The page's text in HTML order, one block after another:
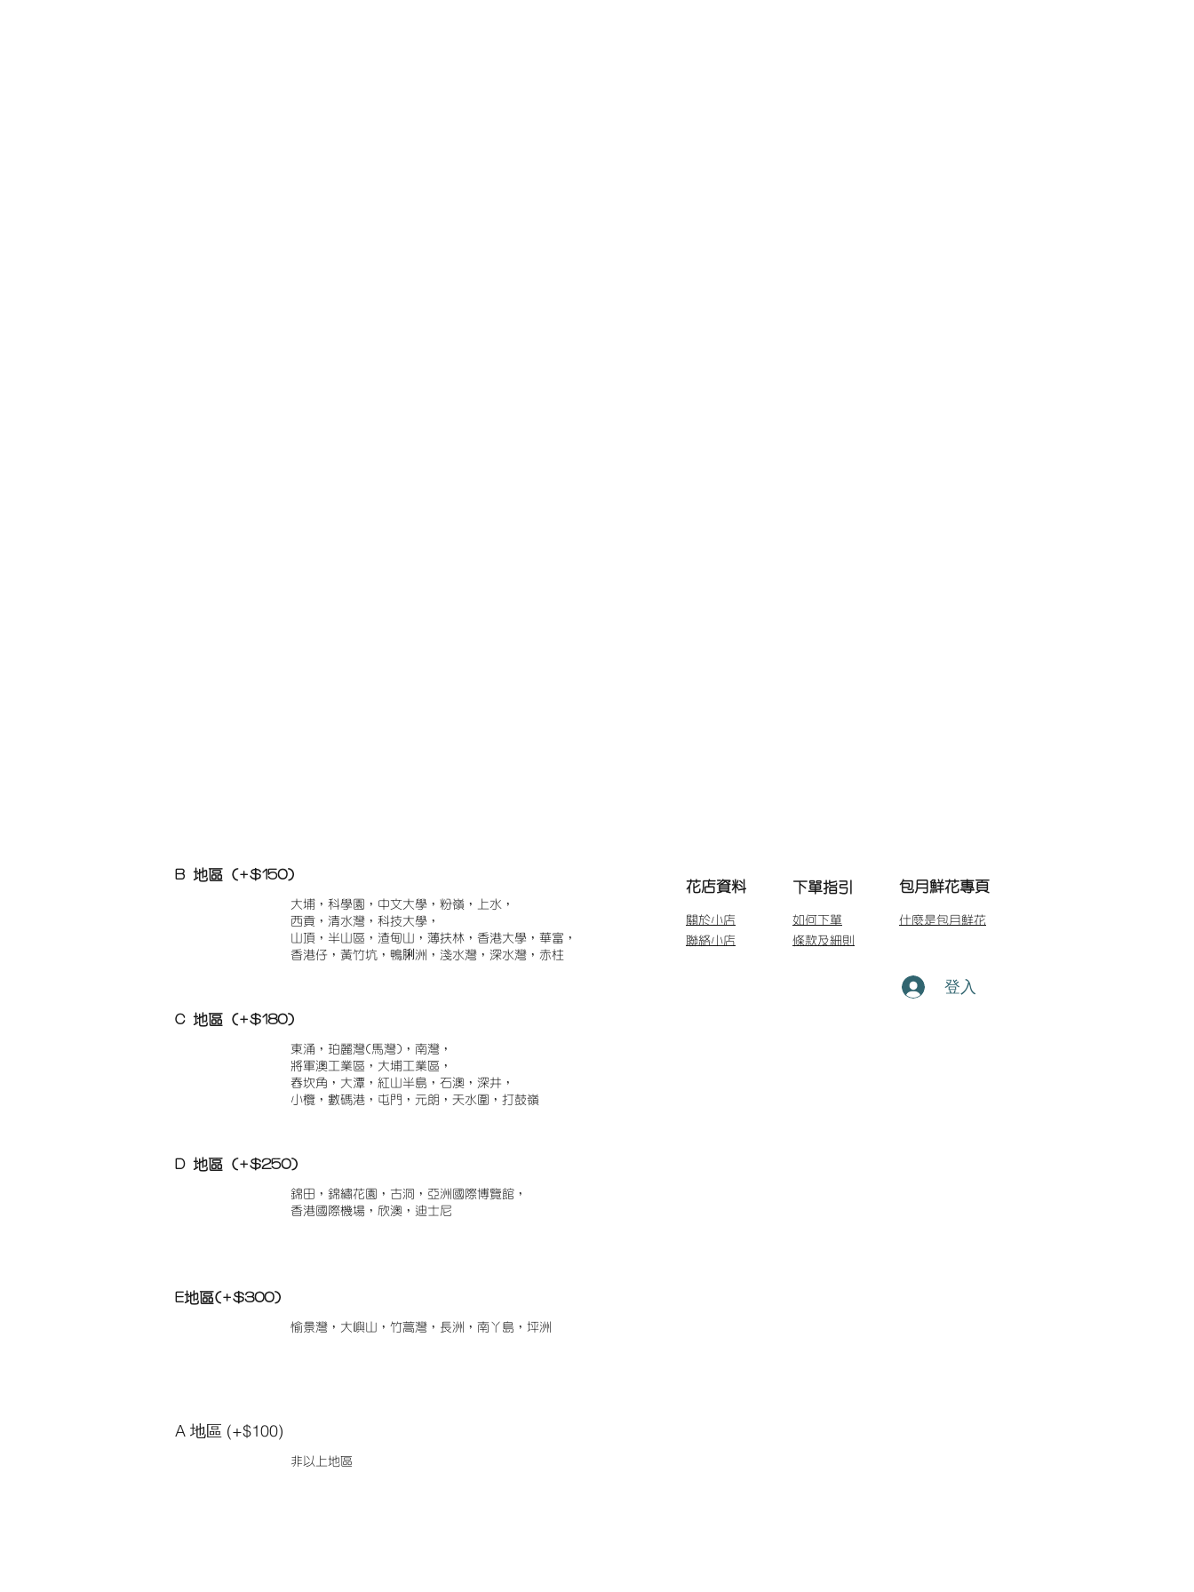
B 地區 (+$150)
大埔，科學園，中文大學，粉嶺，上水，
西貢，清水灣，科技大學，
山頂，半山區，渣甸山，薄扶林，香港大學，華富，
香港仔，黃竹坑，鴨脷洲，淺水灣，深水灣，赤柱
C 地區 (+$180)
東涌，珀麗灣(馬灣)，南灣，
將軍澳工業區，大埔工業區，
舂坎角，大潭，紅山半島，石澳，深井，
小欖，數碼港，屯門，元朗，天水圍，打鼓嶺
D 地區 (+$250)
錦田，錦繡花園，古洞，亞洲國際博覽館，
香港國際機場，欣澳，迪士尼
E地區(+$300)
愉景灣，大嶼山，竹蒿灣，長洲，南丫島，坪洲
A 地區 (+$100)
非以上地區
​花店資料 下單指引 包月鮮花專頁
關於小店
聯絡小店
如何下單
條款及細則
什麼是包月鮮花
登入